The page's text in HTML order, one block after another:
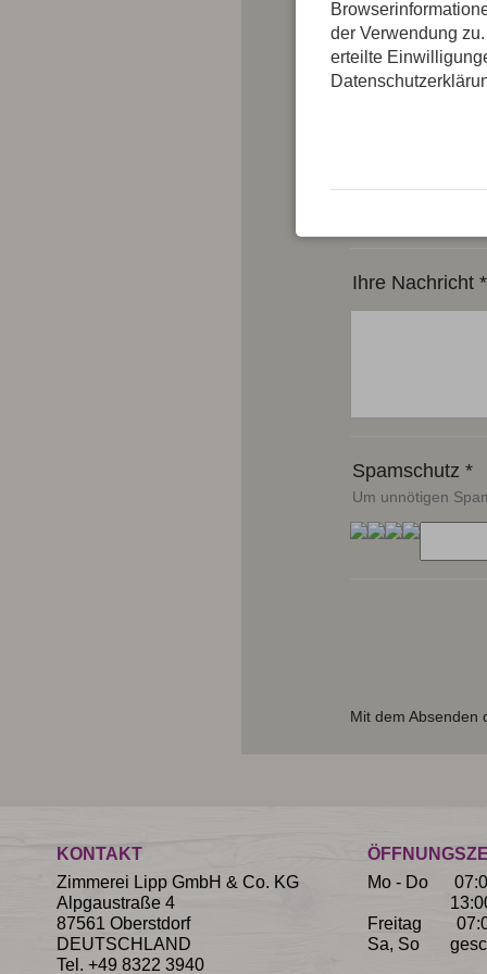
Vorname*
Ihre Nachricht *
Spamschutz *
Um unnötigen
Mit dem Absenden
KONTAKT
Zimmerei Lipp GmbH & Co. KG
Alpgaustraße 4
87561 Oberstdorf
DEUTSCHLAND
Tel. +49 8322 3940
Mo - Do
13:00 -
Freitag
Sa, So
der Verwendung
erteilte